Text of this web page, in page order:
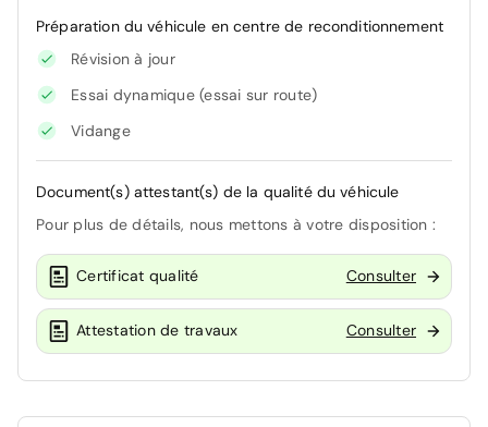
Préparation du véhicule en centre de reconditionnement
Révision à jour
Essai dynamique (essai sur route)
Vidange
Document(s) attestant(s) de la qualité du véhicule
Pour plus de détails, nous mettons à votre disposition :
Certificat qualité Consulter
Attestation de travaux Consulter